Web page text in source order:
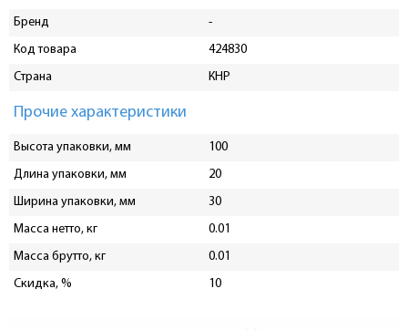
Бренд
-
Код товара
424830
Страна
КНР
Прочие характеристики
Высота упаковки, мм
100
Длина упаковки, мм
20
Ширина упаковки, мм
30
Масса нетто, кг
0.01
Масса брутто, кг
0.01
Скидка, %
10